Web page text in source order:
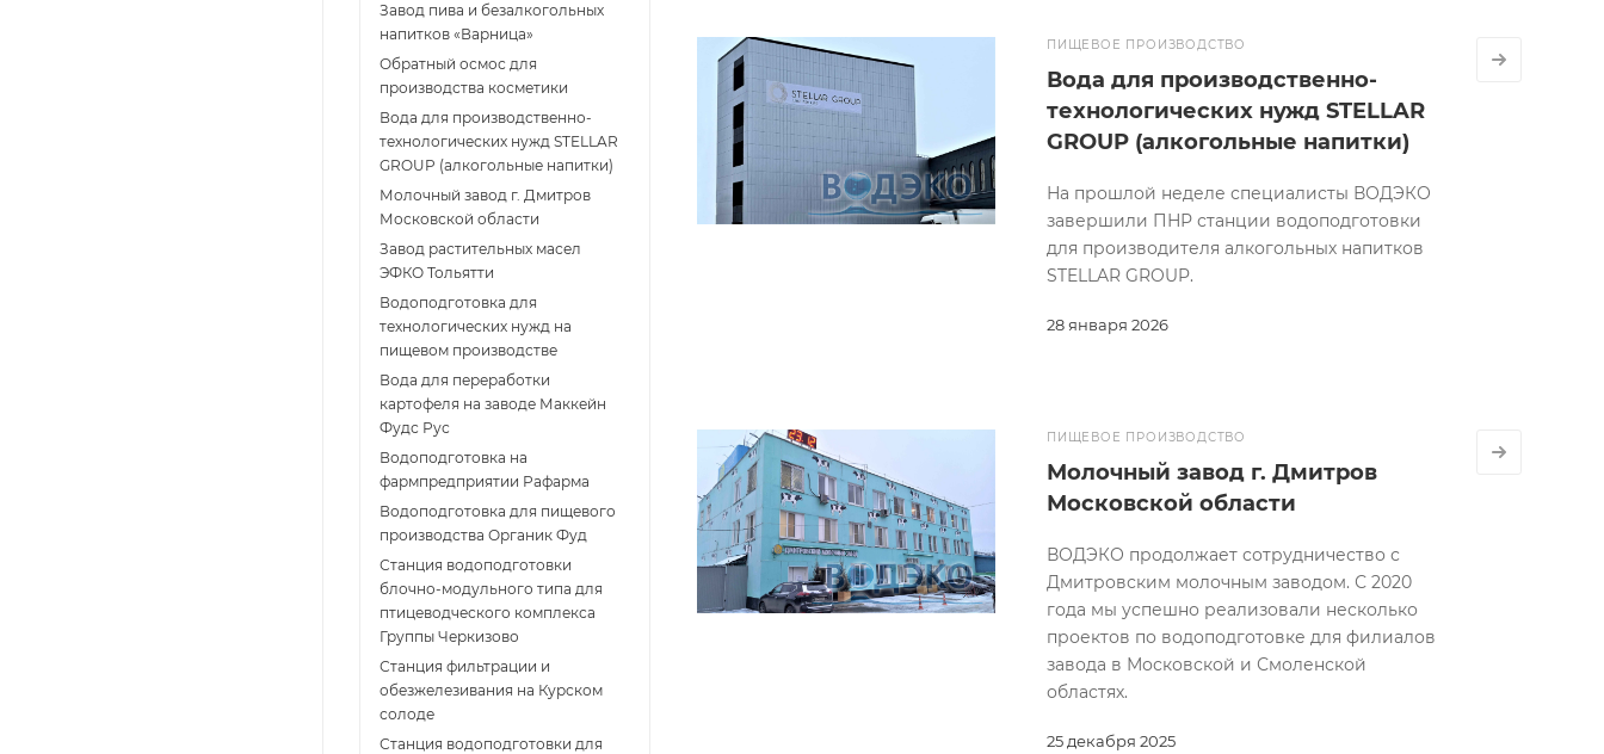
ПИЩЕВОЕ ПРОИЗВОДСТВО
28 января 2026
Вода для производственно-
технологических нужд STELLAR
GROUP (алкогольные напитки)
На прошлой неделе специалисты ВОДЭКО
завершили ПНР станции водоподготовки
для производителя алкогольных напитков
STELLAR GROUP.
ПИЩЕВОЕ ПРОИЗВОДСТВО
25 декабря 2025
Молочный завод г. Дмитров
Московской области
ВОДЭКО продолжает сотрудничество с
Дмитровским молочным заводом. С 2020
года мы успешно реализовали несколько
проектов по водоподготовке для филиалов
завода в Московской и Смоленской
областях.
Завод пива и безалкогольных
напитков «Варница»
Обратный осмос для
производства косметики
Вода для производственно-
технологических нужд STELLAR
GROUP (алкогольные напитки)
Молочный завод г. Дмитров
Московской области
Завод растительных масел
ЭФКО Тольятти
Водоподготовка для
технологических нужд на
пищевом производстве
Вода для переработки
картофеля на заводе Маккейн
Фудс Рус
Водоподготовка на
фармпредприятии Рафарма
Водоподготовка для пищевого
производства Органик Фуд
Станция водоподготовки
блочно-модульного типа для
птицеводческого комплекса
Группы Черкизово
Станция фильтрации и
обезжелезивания на Курском
солоде
Станция водоподготовки для